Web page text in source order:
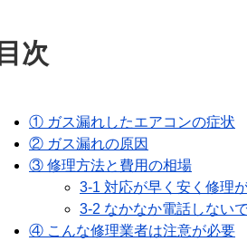
目次
① ガス漏れしたエアコンの症状
② ガス漏れの原因
③ 修理方法と費用の相場
3-1 対応が早く安く修理
3-2 なかなか電話しない
④ こんな修理業者は注意が必要